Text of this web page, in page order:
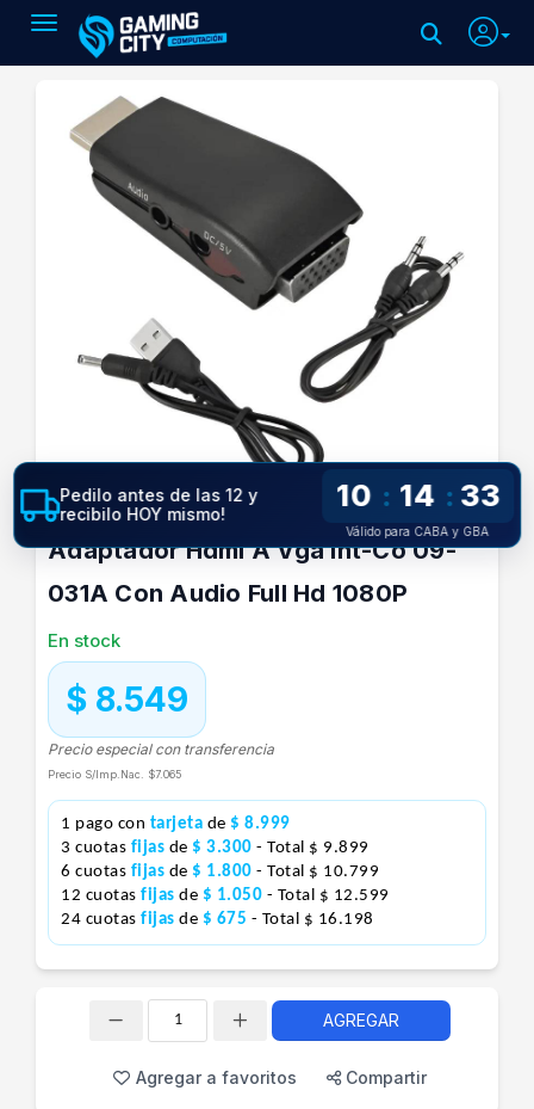
Toggle navigation
Adaptador Hdmi A Vga Int-Co 09-
031A Con Audio Full Hd 1080P
En stock
$ 8.549
Precio especial con transferencia
Precio S/Imp.Nac. $7.065
1 pago con tarjeta de $ 8.999
3 cuotas fijas de $ 3.300 - Total $ 9.899
6 cuotas fijas de $ 1.800 - Total $ 10.799
12 cuotas fijas de $ 1.050 - Total $ 12.599
24 cuotas fijas de $ 675 - Total $ 16.198
Pedilo antes de las 12 y
recibilo HOY mismo!
10 : 14 : 33
Válido para CABA y GBA
AGREGAR
Agregar a favoritos Compartir